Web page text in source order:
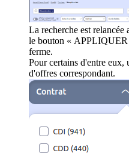
La recherche est
le bouton «
ferme.
Pour certains d'entre
d'offres correspondant.